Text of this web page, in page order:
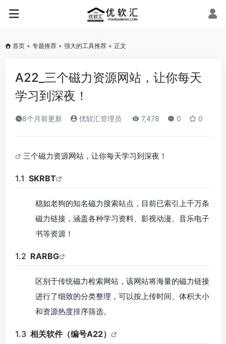
首页 • 专题推荐 • 强大的工具推荐 • 正文
A22_三个磁力资源网站，让你每天
学习到深夜！
8个月前更新 优软汇管理员 7,478 0 0
三个磁力资源网站，让你每天学习到深夜！
1.1 SKRBT
稳如老狗的知名磁力搜索站点，目前已索引上千万条
磁力链接，涵盖各种学习资料、影视动漫、音乐电子
书等资源！
1.2 RARBG
区别于传统磁力检索网站，该网站将海量的磁力链接
进行了细致的分类整理，可以按上传时间、体积大小
和资源热度排序筛选。
1.3 相关软件（编号A22）